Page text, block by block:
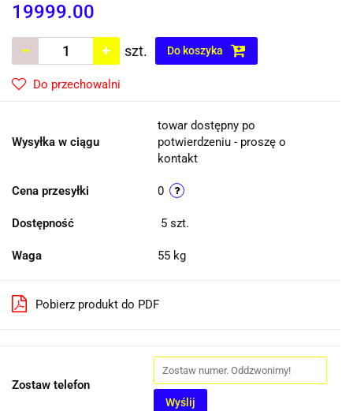
19999.00
szt. Do koszyka
Do przechowalni
Wysyłka w ciągu
towar dostępny po
potwierdzeniu - proszę o
kontakt
Cena przesyłki 0
Dostępność 5 szt.
Waga 55 kg
Pobierz produkt do PDF
Zostaw telefon
Wyślij